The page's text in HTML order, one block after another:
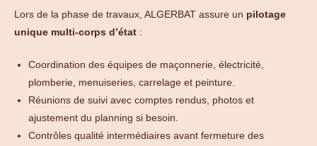
Lors de la phase de travaux, ALGERBAT assure un pilotage
unique multi-corps d’état :
Coordination des équipes de maçonnerie, électricité,
plomberie, menuiseries, carrelage et peinture.
Réunions de suivi avec comptes rendus, photos et
ajustement du planning si besoin.
Contrôles qualité intermédiaires avant fermeture des